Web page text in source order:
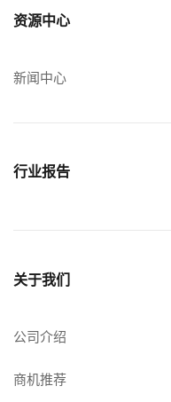
资源中心
新闻中心
行业报告
关于我们
公司介绍
商机推荐